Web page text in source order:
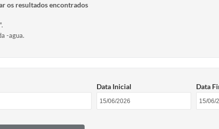
os resultados encontrados
-agua.
Data Inicial Data